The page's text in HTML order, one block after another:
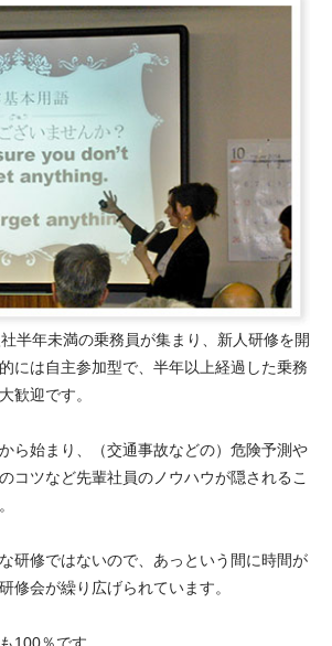
半年未満の乗務員が集まり、新人研修を開
には自主参加型で、半年以上経過した乗務
歓迎です。
ら始まり、（交通事故などの）危険予測や
コツなど先輩社員のノウハウが隠されるこ
研修ではないので、あっという間に時間が
修会が繰り広げられています。
100％です。